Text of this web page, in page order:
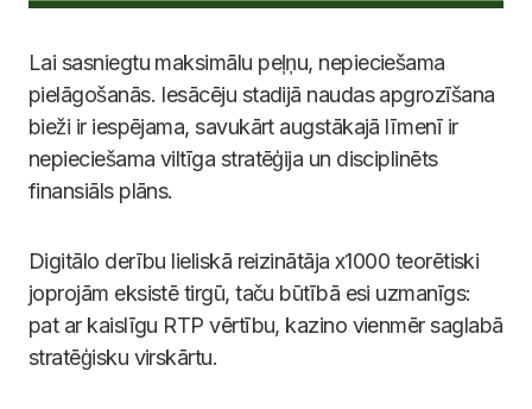
Lai sasniegtu maksimālu peļņu, nepieciešama
pielāgošanās. Iesācēju stadijā naudas apgrozīšana
bieži ir iespējama, savukārt augstākajā līmenī ir
nepieciešama viltīga stratēģija un disciplinēts
finansiāls plāns.
Digitālo derību lieliskā reizinātāja x1000 teorētiski
joprojām eksistē tirgū, taču būtībā esi uzmanīgs:
pat ar kaislīgu RTP vērtību, kazino vienmēr saglabā
stratēģisku virskārtu.